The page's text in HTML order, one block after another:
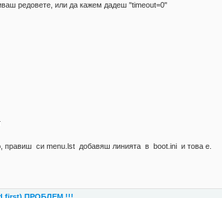
редовете, или да кажем дадеш "timeout=0"
правиш си menu.lst добавяш линията в boot.ini и това е.